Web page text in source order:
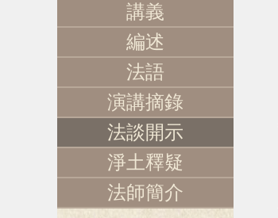
講義
編述
法語
演講摘錄
法談開示
淨土釋疑
法師簡介